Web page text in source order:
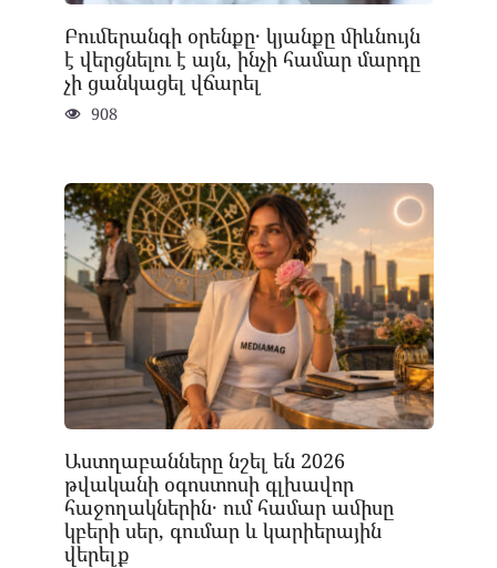
Բումերանգի օրենքը․ կյանքը միևնույն
է վերցնելու է այն, ինչի համար մարդը
չի ցանկացել վճարել
908
Աստղաբանները նշել են 2026
թվականի օգոստոսի գլխավոր
հաջողակներին․ ում համար ամիսը
կբերի սեր, գումար և կարիերային
վերելք